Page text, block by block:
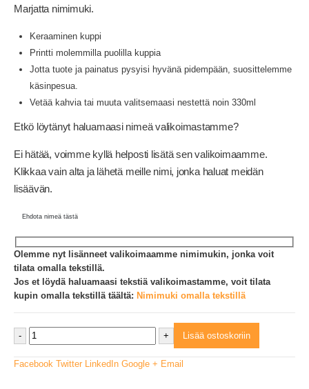
Marjatta nimimuki.
Keraaminen kuppi
Printti molemmilla puolilla kuppia
Jotta tuote ja painatus pysyisi hyvänä pidempään, suosittelemme
käsinpesua.
Vetää kahvia tai muuta valitsemaasi nestettä noin 330ml
Etkö löytänyt haluamaasi nimeä valikoimastamme?
Ei hätää, voimme kyllä helposti lisätä sen valikoimaamme.
Klikkaa vain alta ja lähetä meille nimi, jonka haluat meidän
lisäävän.
Ehdota nimeä tästä
Olemme nyt lisänneet valikoimaamme nimimukin, jonka voit
tilata omalla tekstillä.
Jos et löydä haluamaasi tekstiä valikoimastamme, voit tilata
kupin omalla tekstillä täältä: Nimimuki omalla tekstillä
- + Lisää ostoskoriin
Facebook Twitter LinkedIn Google + Email